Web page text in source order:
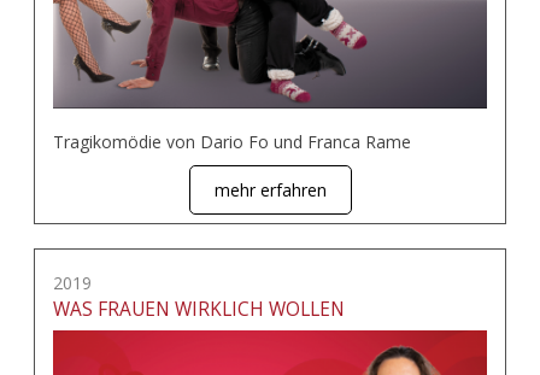
Tragikomödie von Dario Fo und Franca Rame
mehr erfahren
2019
WAS FRAUEN WIRKLICH WOLLEN